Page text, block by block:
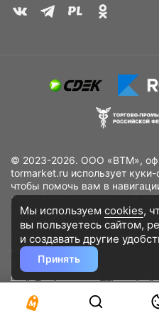
© 2023-2026. ООО «ВТМ»,
tormarket.ru использует
чтобы помочь вам в
лучший пользовательский
использование наших
качество рекламных и
Вы не хотите, чтобы Ваши
обрабатывались, пожалуйста,
в своём браузере.
конфиденциальности
Разработано DST Global
Мы используем cookies,
вы пользуетесь сайтом,
и создавать другие
Принять